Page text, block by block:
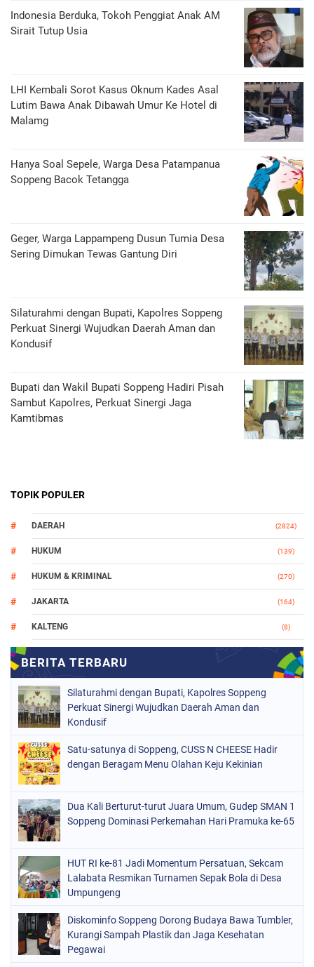
Indonesia Berduka, Tokoh Penggiat Anak AM
Sirait Tutup Usia
LHI Kembali Sorot Kasus Oknum Kades Asal
Lutim Bawa Anak Dibawah Umur Ke Hotel di
Malamg
Hanya Soal Sepele, Warga Desa Patampanua
Soppeng Bacok Tetangga
Geger, Warga Lappampeng Dusun Tumia Desa
Sering Dimukan Tewas Gantung Diri
Silaturahmi dengan Bupati, Kapolres Soppeng
Perkuat Sinergi Wujudkan Daerah Aman dan
Kondusif
Bupati dan Wakil Bupati Soppeng Hadiri Pisah
Sambut Kapolres, Perkuat Sinergi Jaga
Kamtibmas
TOPIK POPULER
DAERAH (2824)
HUKUM (139)
HUKUM & KRIMINAL (270)
JAKARTA (164)
KALTENG (8)
(112)
NASIONAL (965)
ORGANISASI
PERISTIWA
POLITIK
POLRI
SOPPENG (1976)
SULSEL
Silaturahmi dengan Bupati, Kapolres Soppeng
Perkuat Sinergi Wujudkan Daerah Aman dan
Kondusif
Satu-satunya di Soppeng, CUSS N CHEESE Hadir
dengan Beragam Menu Olahan Keju Kekinian
Dua Kali Berturut-turut Juara Umum, Gudep SMAN 1
Soppeng Dominasi Perkemahan Hari Pramuka ke-65
HUT RI ke-81 Jadi Momentum Persatuan, Sekcam
Lalabata Resmikan Turnamen Sepak Bola di Desa
Umpungeng
Diskominfo Soppeng Dorong Budaya Bawa Tumbler,
Kurangi Sampah Plastik dan Jaga Kesehatan
Pegawai